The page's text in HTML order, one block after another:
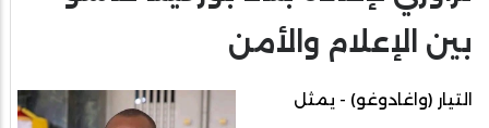
بين الإعلام والأمن
التيار (واغادوغو) - يمثل